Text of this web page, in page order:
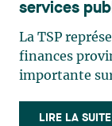
services
La TSP
finances
importante
essentiels.
LIRE LA SUITE